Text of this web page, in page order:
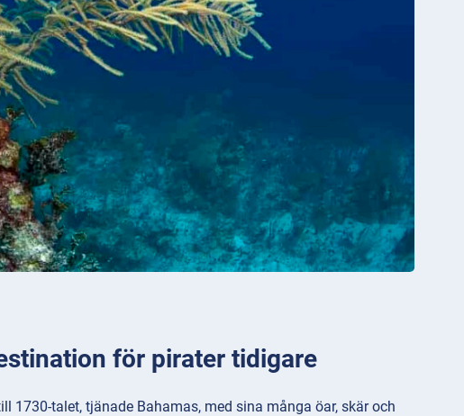
för pirater tidigare
1730-talet, tjänade Bahamas, med sina många öar, skär och